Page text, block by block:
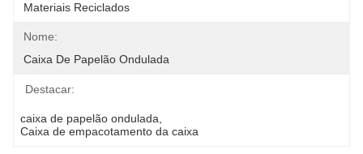
Materiais Reciclados
Nome:
Caixa De Papelão Ondulada
Destacar:
caixa de papelão ondulada
Caixa de empacotamento da caixa